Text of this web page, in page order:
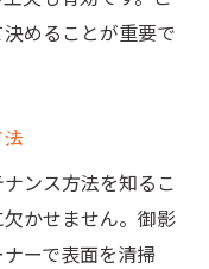
めることが重要で
ンス方法を知るこ
かせません。御影
ーで表面を清掃